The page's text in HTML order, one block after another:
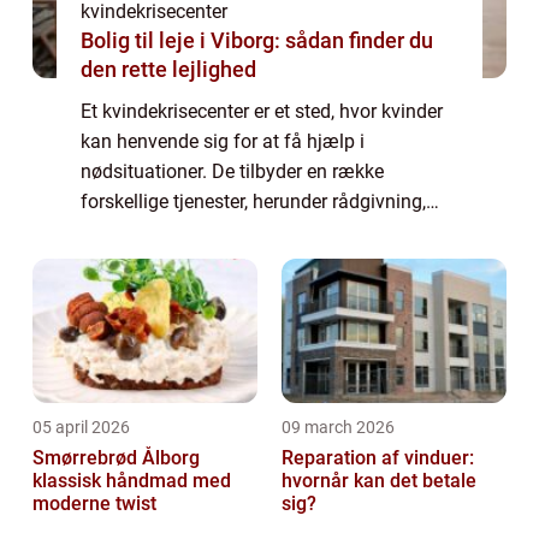
kvindekrisecenter
Bolig til leje i Viborg: sådan finder du
den rette lejlighed
Et kvindekrisecenter er et sted, hvor kvinder
kan henvende sig for at få hjælp i
nødsituationer. De tilbyder en række
forskellige tjenester, herunder rådgivning,
også hjælpe med at formidle kvinder til
and...
05 april 2026
Smørrebrød Ålborg
klassisk håndmad med
moderne twist
09 march 2026
Reparation af vinduer:
hvornår kan det betale
sig?